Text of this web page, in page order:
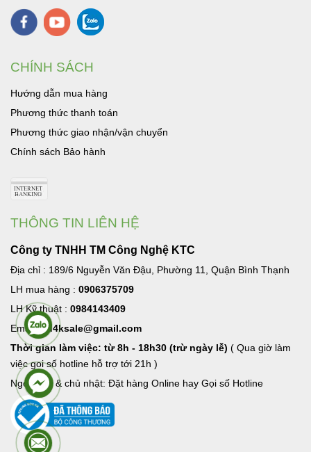
CHÍNH SÁCH
Hướng dẫn mua hàng
Phương thức thanh toán
Phương thức giao nhận/vận chuyển
Chính sách Bảo hành
THÔNG TIN LIÊN HỆ
Công ty TNHH TM Công Nghệ KTC
Địa chỉ : 189/6 Nguyễn Văn Đậu, Phường 11, Quận Bình Thạnh
LH mua hàng : 0906375709
LH Kỹ thuật : 0984143409
Email:hd4ksale@gmail.com
Thời gian làm việc: từ 8h - 18h30 (trừ ngày lễ) ( Qua giờ làm
việc goi số hotline hỗ trợ tới 21h )
Ngoài giờ & chủ nhật: Đặt hàng Online hay Gọi số Hotline